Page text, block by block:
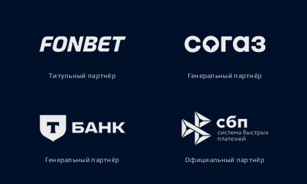
Титульный партнёр Генеральный партнёр
Генеральный партнёр Официальный партнёр